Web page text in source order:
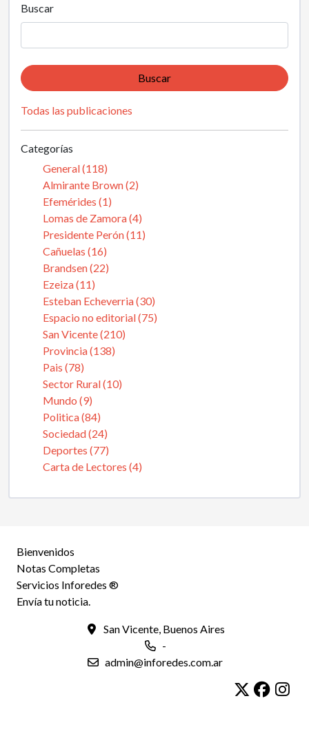
Buscar
Buscar
Todas las publicaciones
Categorías
General (118)
Almirante Brown (2)
Efemérides (1)
Lomas de Zamora (4)
Presidente Perón (11)
Cañuelas (16)
Brandsen (22)
Ezeiza (11)
Esteban Echeverria (30)
Espacio no editorial (75)
San Vicente (210)
Provincia (138)
Pais (78)
Sector Rural (10)
Mundo (9)
Politica (84)
Sociedad (24)
Deportes (77)
Carta de Lectores (4)
Bienvenidos
Notas Completas
Servicios Inforedes ®
Envía tu noticia.
San Vicente, Buenos Aires
-
admin@inforedes.com.ar